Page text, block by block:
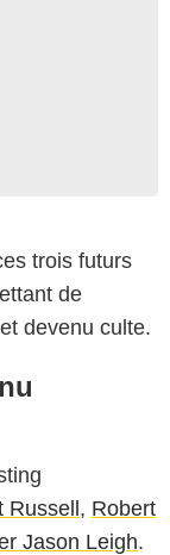
trois futurs
de
devenu culte.
Russell, Robert
Jason Leigh.